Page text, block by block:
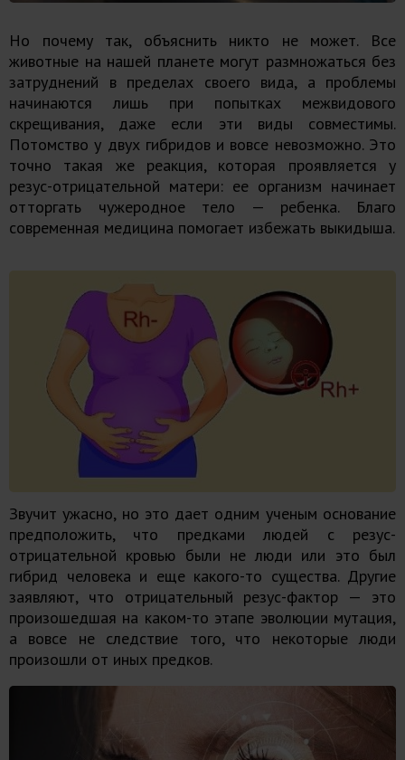
Но почему так, объяснить никто не может. Все
животные на нашей планете могут размножаться без
затруднений в пределах своего вида, а проблемы
начинаются лишь при попытках межвидового
скрещивания, даже если эти виды совместимы.
Потомство у двух гибридов и вовсе невозможно. Это
точно такая же реакция, которая проявляется у
резус-отрицательной матери: ее организм начинает
отторгать чужеродное тело — ребенка. Благо
современная медицина помогает избежать выкидыша.
Звучит ужасно, но это дает одним ученым основание
предположить, что предками людей с резус-
отрицательной кровью были не люди или это был
гибрид человека и еще какого-то существа. Другие
заявляют, что отрицательный резус-фактор — это
произошедшая на каком-то этапе эволюции мутация,
а вовсе не следствие того, что некоторые люди
произошли от иных предков.